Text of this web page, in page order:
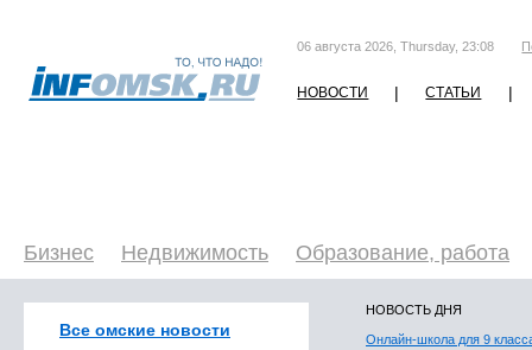
06 августа 2026, Thursday, 23:08
НОВОСТИ | СТАТЬИ |
Бизнес Недвижимость Образование, работа
Все омские новости
НОВОСТЬ ДНЯ
Онлайн-школа для 9